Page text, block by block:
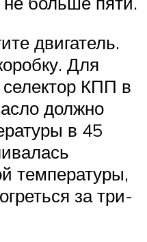
двигатель.
Для
селектор КПП в
должно
в 45
температуры,
за три-